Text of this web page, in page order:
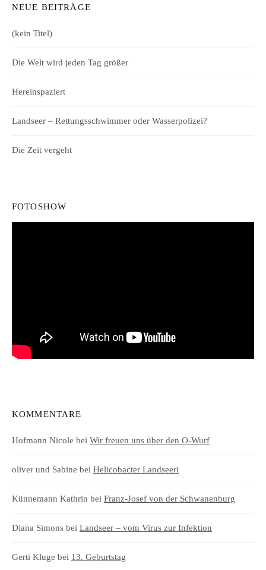
NEUE BEITRÄGE
(kein Titel)
Die Welt wird jeden Tag größer
Hereinspaziert
Landseer – Rettungsschwimmer oder Wasserpolizei?
Die Zeit vergeht
FOTOSHOW
KOMMENTARE
Hofmann Nicole bei Wir freuen uns über den O-Wurf
oliver und Sabine bei Helicobacter Landseeri
Künnemann Kathrin bei Franz-Josef von der Schwanenburg
Diana Simons bei Landseer – vom Virus zur Infektion
Gerti Kluge bei 13. Geburtstag